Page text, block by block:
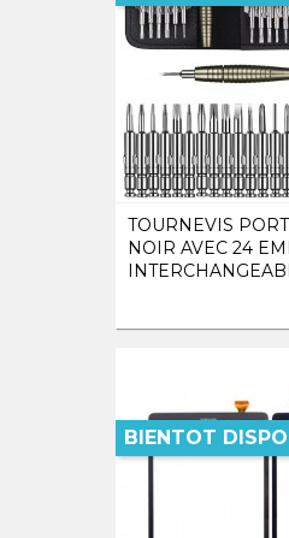
TOURNEVIS
NOIR AVEC 24
BIENTOT